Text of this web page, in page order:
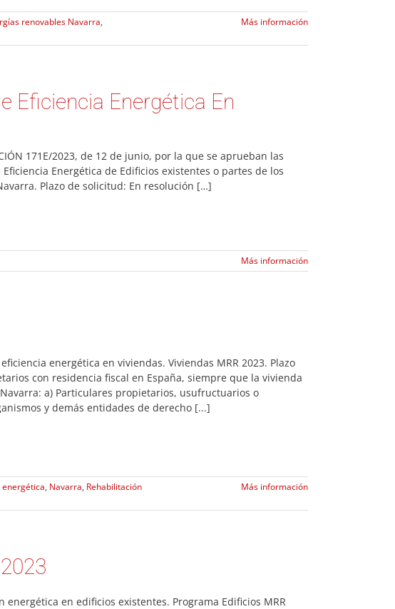
renovables Navarra,
Más información
Eficiencia Energética En
171E/2023, de 12 de junio, por la que se aprueban las
Energética de Edificios existentes o partes de los
Plazo de solicitud: En resolución […]
Más información
energética en viviendas. Viviendas MRR 2023. Plazo
con residencia fiscal en España, siempre que la vivienda
a) Particulares propietarios, usufructuarios o
y demás entidades de derecho [...]
energética, Navarra, Rehabilitación
Más información
en edificios existentes. Programa Edificios MRR